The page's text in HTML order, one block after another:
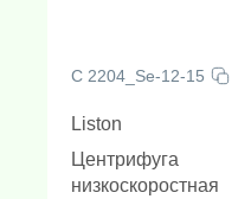
C 2204_Sе-12-15
Liston
Центрифуга
низкоскоростная